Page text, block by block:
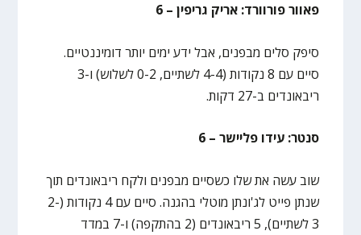
פאוור פורוורד: אריק גריפין – 6
סיפק סלים מבפנים, אבל ידע ימים יותר דומיננטיים.
סיים עם 8 נקודות (4-4 לשתיים, 0-2 לשלוש) ו-3
ריבאונדים ב-27 דקות.
סנטר: עידו פליישר – 6
שוב עשה את שלו כשסיים מבפנים ולקח ריבאונדים תוך
שנתן פייט לג'ונתן מוטלי בהגנה. סיים עם 4 נקודות (2-
3 לשתיים), 5 ריבאונדים (2 בהתקפה) ו-7 במדד